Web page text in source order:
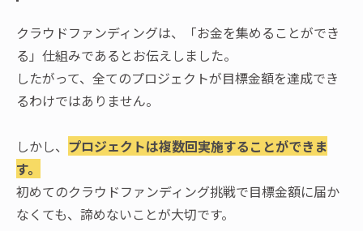
クラウドファンディングは、「お金を集めることができ
る」仕組みであるとお伝えしました。
したがって、全てのプロジェクトが目標金額を達成でき
るわけではありません。
しかし、 プロジェクトは複数回実施することができま
す。
初めてのクラウドファンディング挑戦で目標金額に届か
なくても、諦めないことが大切です。